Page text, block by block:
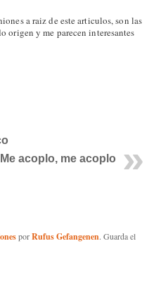
a raiz de este articulos, son las
origen y me parecen interesantes
Me acoplo, me acoplo
porRufus Gefangenen. Guarda el